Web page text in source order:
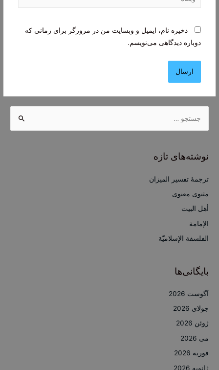
ذخیره نام، ایمیل و وبسایت من در مرورگر برای زمانی که
دوباره دیدگاهی می‌نویسم.
ب
ا
نوشته‌های تازه
ترجمۀ تفسیر المیزان
مثنوی معنوی
أهل البيت
الإمامة
الفلسفة الإسلاميّة
بایگانی‌ها
آگوست 2026
جولای 2026
ژوئن 2026
می 2026
فوریه 2026
ژانویه 2026